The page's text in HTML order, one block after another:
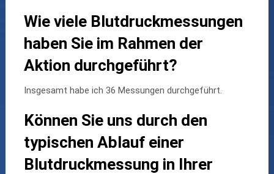
Wie viele Blutdruckmessungen
haben Sie im Rahmen der
Aktion durchgeführt?
Insgesamt habe ich 36 Messungen durchgeführt.
Können Sie uns durch den
typischen Ablauf einer
Blutdruckmessung in Ihrer